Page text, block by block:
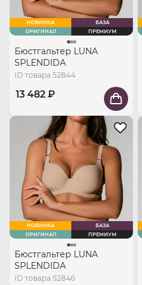
НОВИНКА
БАЗА
ОРИГИНАЛ
ПРЕМИУМ
Бюстгальтер LUNA
SPLENDIDA
ID товара 52844
13 482 ₽
НОВИНКА
БАЗА
ОРИГИНАЛ
ПРЕМИУМ
Бюстгальтер LUNA
SPLENDIDA
ID товара 52846